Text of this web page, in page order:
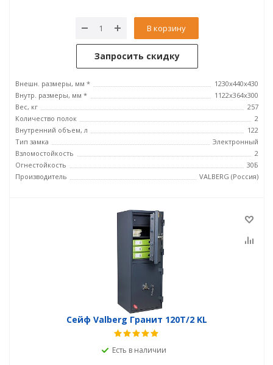
В корзину
Запросить скидку
Внешн. размеры, мм *
1230x440x430
Внутр. размеры, мм *
1122x364x300
Вес, кг
257
Количество полок
2
Внутренний объем, л
122
Тип замка
Электронный
Взломостойкость
2
Огнестойкость
30Б
Производитель
VALBERG (Россия)
Сейф Valberg Гранит 120T/2 KL
Есть в наличии